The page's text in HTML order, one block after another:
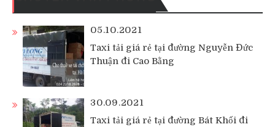
05.10.2021
Taxi tải giá rẻ tại đường Nguyễn Đức
Thuận đi Cao Bằng
30.09.2021
Taxi tải giá rẻ tại đường Bát Khối đi